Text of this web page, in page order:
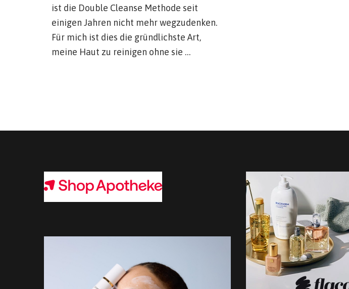
ist die Double Cleanse Methode seit
einigen Jahren nicht mehr wegzudenken.
Für mich ist dies die gründlichste Art,
meine Haut zu reinigen ohne sie …